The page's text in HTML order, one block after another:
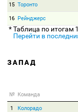
15 Торонто
16 Рейнджерс
* Таблица по итогам
Перейти в
ЗАПАД
№ Команда
1 Колорадо